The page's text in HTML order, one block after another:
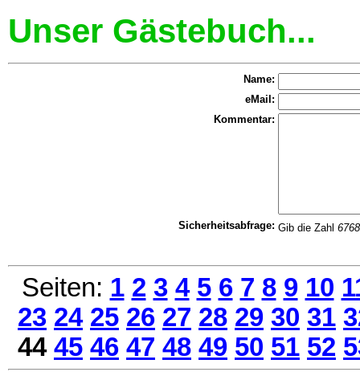
Unser Gästebuch...
Name:
eMail:
Kommentar:
Sicherheitsabfrage: Gib die Zahl 6768
Seiten: 1 2 3 4 5 6 7 8 9 10
23 24 25 26 27 28 29 30 31
44 45 46 47 48 49 50 51 52